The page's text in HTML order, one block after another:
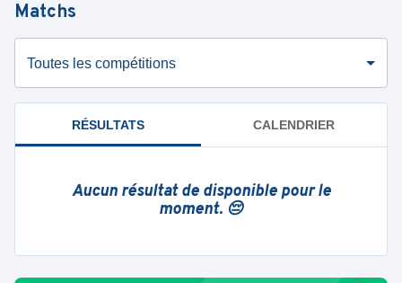
Matchs
Toutes les compétitions
RÉSULTATS CALENDRIER
Aucun résultat de disponible pour le
moment. 😔